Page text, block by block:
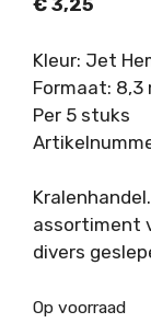
€ 3,25
Kleur: Jet
Formaat: 8,3
Per 5 stuks
assortiment
divers
Op voorraad